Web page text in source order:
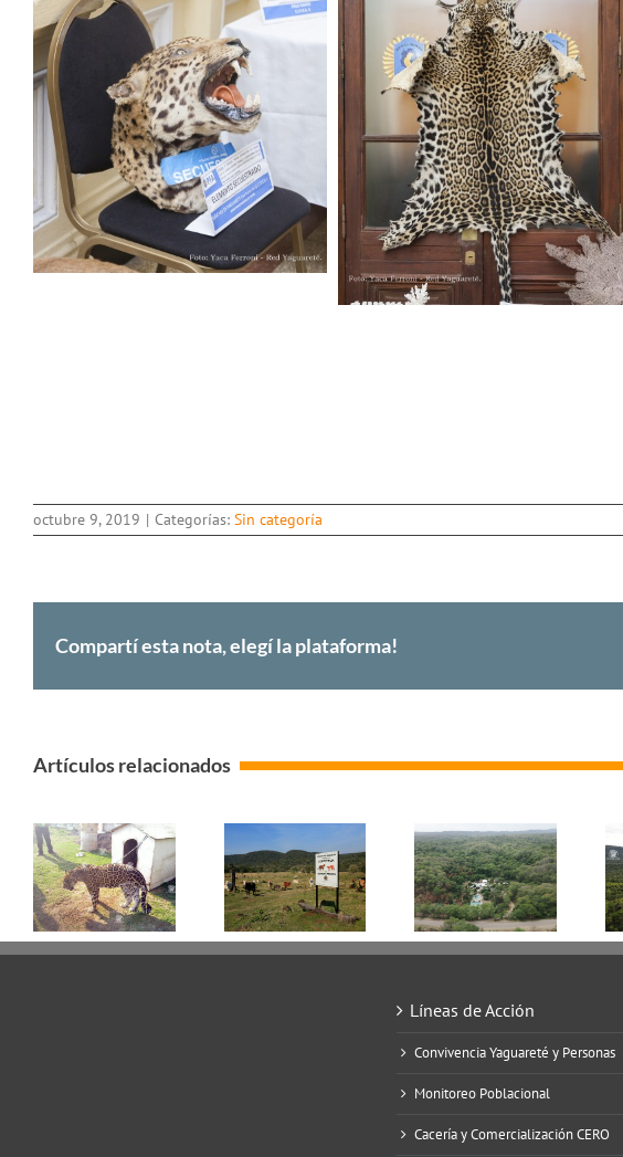
octubre 9, 2019 | Categorías: Sin categoría
Compartí esta nota, elegí la plataforma!
Artículos relacionados
Líneas de Acción
Convivencia Yaguareté y Personas
Monitoreo Poblacional
Cacería y Comercialización CERO